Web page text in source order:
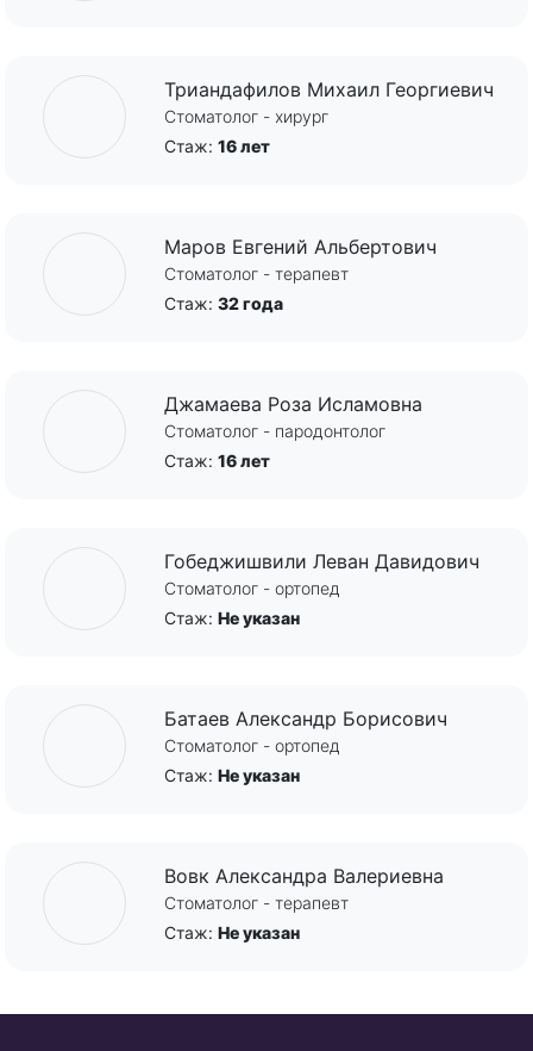
Триандафилов Михаил Георгиевич
Стоматолог - хирург
Стаж: 16 лет
Маров Евгений Альбертович
Стоматолог - терапевт
Стаж: 32 года
Джамаева Роза Исламовна
Стоматолог - пародонтолог
Стаж: 16 лет
Гобеджишвили Леван Давидович
Стоматолог - ортопед
Стаж: Не указан
Батаев Александр Борисович
Стоматолог - ортопед
Стаж: Не указан
Вовк Александра Валериевна
Стоматолог - терапевт
Стаж: Не указан